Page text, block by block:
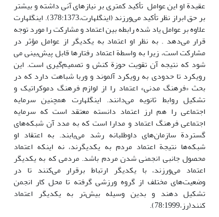
عقیدة او این عوامل تأکید کمتری بر نیازهای آنی داشته و بیشتر
بر حق ابراز نظر تأکید می‌ورزند (اینگلهارت،378:1373). اینگلهارت
علاوه بر عوامل یاد شده رابطه بین اعتماد و مشارکت را مورد توجه
قرار می‌دهد . به نظر او اعتماد به یکدیگر از عوامل مؤثر در
مشارکت است، زیرا به واسطة اعتماد رفتارها قابل پیش‌بینی می
شود که نتیجه آن تقویت حوزة کنش و تصمیم‌گیری است. این
رویکرد تا حدودی به رویکرد آلموند و وربا شباهت دارد که در
بحث «فرهنگ مدنی» اعتماد را از لوازم فرهنگ دموکراتیک و
تشکیل روابط ثانویه می‌دانند. اینگلهارت همچنین سرمایه
اجتماعی را هم ارز اعتماد دانسته معتقد است که سرمایه
اجتماعی فرهنگ اعتماد و مدارا است که به مدد آن شبکه‌های
گستردة سازمان‌های داوطلبانه رشد می‌یابند. به اعتقاد او
شبکه‌ها نتیجة اعتماد مردم به یکدیگرند، نه اینکه اعتماد
محصول جانبی انجمنی شدن مردم باشد. مردمی که به یکدیگر
اعتماد می‌ورزند، با یکدیگر ارتباط برقرار می‌کنند تا در
وضعیت‌های مختلف از گروه‌ ورزشی گرفته تا محل کار انجمن‌
تشکیل دهند و بدین‌ وسیله بیش‌تر به یکدیگر اعتماد
کنند(رز،78:1999).